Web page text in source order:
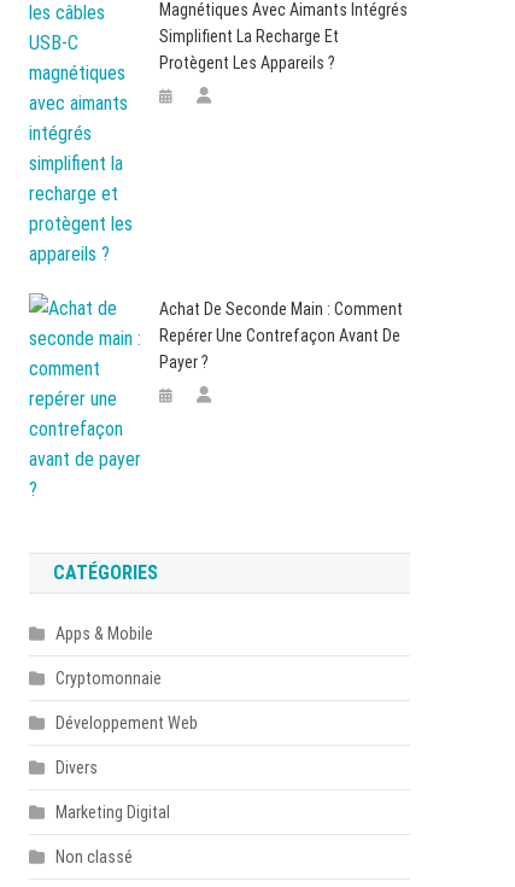
Magnétiques Avec Aimants Intégrés
Simplifient La Recharge Et
Protègent Les Appareils ?
Achat De Seconde Main : Comment
Repérer Une Contrefaçon Avant De
Payer ?
CATÉGORIES
Apps & Mobile
Cryptomonnaie
Développement Web
Divers
Marketing Digital
Non classé